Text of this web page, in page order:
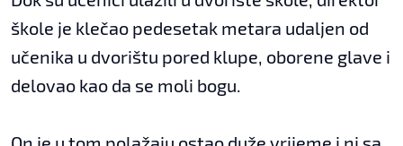
škole je klečao pedesetak metara udaljen od
učenika u dvorištu pored klupe, oborene glave i
delovao kao da se moli bogu.